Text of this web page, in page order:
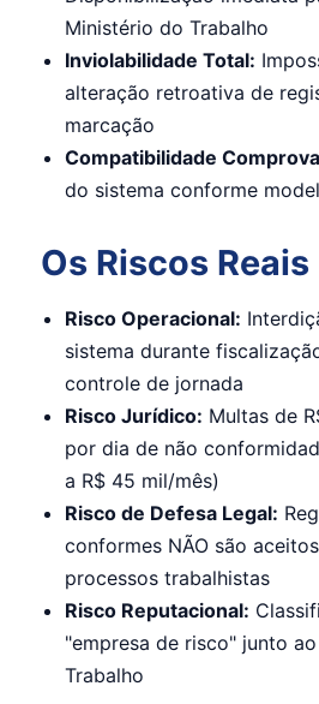
Ministério do Trabalho
Inviolabilidade Total:
alteração retroativa de
marcação
Compatibilidade
do sistema conforme
Os Riscos Reais
Risco Operacional:
sistema durante
controle de jornada
Risco Jurídico: Multas de
por dia de não
a R$ 45 mil/mês)
Risco de Defesa Legal:
conformes NÃO são
processos trabalhistas
Risco Reputacional:
"empresa de risco" junto
Trabalho